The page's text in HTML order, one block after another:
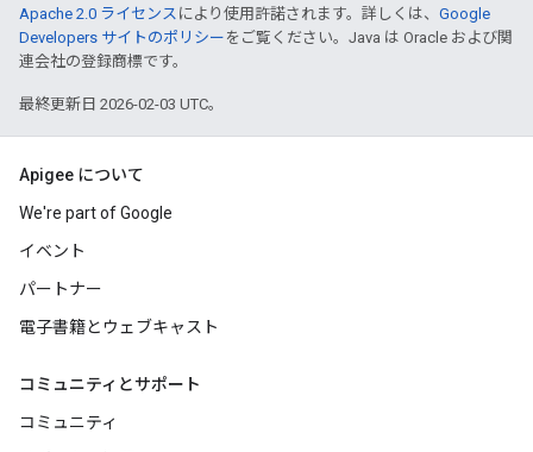
Apache 2.0 ライセンス により使用許諾されます。詳しくは、 Google
Developers サイトのポリシー をご覧ください。Java は Oracle および関
連会社の登録商標です。
最終更新日 2026-02-03 UTC。
Apigee について
We're part of Google
イベント
パートナー
電子書籍とウェブキャスト
コミュニティとサポート
コミュニティ